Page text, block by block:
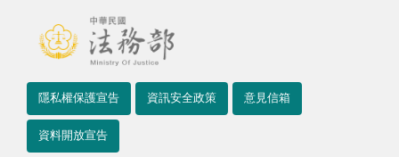
隱私權保護宣告 資訊安全政策 意見信箱
資料開放宣告